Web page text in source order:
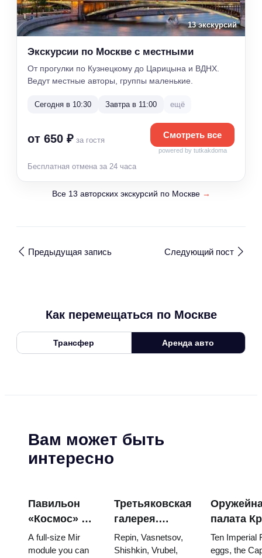
13 экскурсий
Экскурсии по Москве с местными
От прогулки по Кузнецкому до Царицына и ВДНХ.
Ведут местные авторы, группы маленькие.
Сегодня в 10:30 Завтра в 11:00 ещё
от 650 ₽ за гостя
Смотреть все
powered by tutkakdoma
Бесплатная отмена за 24 часа
Все 13 авторских экскурсий по Москве →
Предыдущая запись Следующий пост
Как перемещаться по Москве
Трансфер Аренда авто
Вам может быть
интересно
Павильон
«Космос» на
ВДНХ:
внутри
A full-size Mir
module you can
Третьяковская
галерея.
Шедевры:
картины, ради
Repin, Vasnetsov,
Shishkin, Vrubel,
палата
яйца
троны и
Ten Imperial
eggs, the